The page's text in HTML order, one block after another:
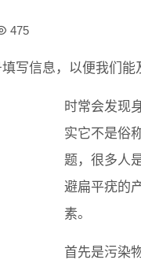
475
写信息，以便我们
时常会发现
实它不是俗
题，很多人
避扁平疣的
素。
首先是污染